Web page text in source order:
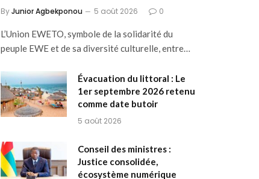
ByJunior Agbekponou 5 août 2026 0
L’Union EWETO, symbole de la solidarité du
peuple EWE et de sa diversité culturelle, entre…
Évacuation du littoral : Le
1er septembre 2026 retenu
comme date butoir
5 août 2026
Conseil des ministres :
Justice consolidée,
écosystème numérique